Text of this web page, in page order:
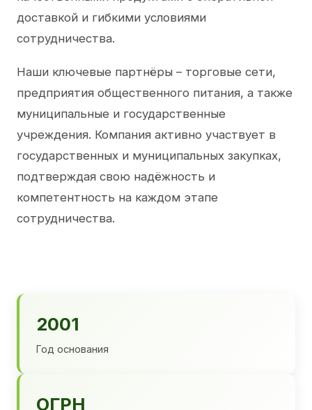
доставкой и гибкими условиями
сотрудничества.
Наши ключевые партнёры – торговые сети,
предприятия общественного питания, а также
муниципальные и государственные
учреждения. Компания активно участвует в
государственных и муниципальных закупках,
подтверждая свою надёжность и
компетентность на каждом этапе
сотрудничества.
2001
Год основания
ОГРН